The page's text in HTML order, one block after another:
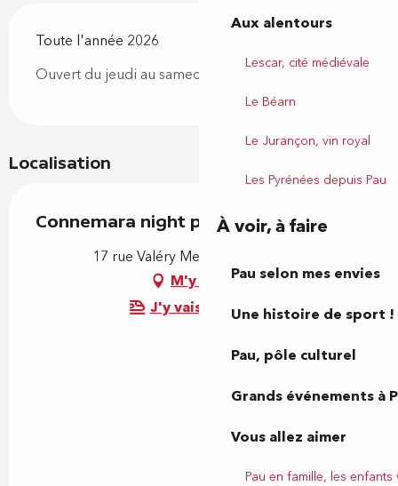
Aux alentours
Lescar, cité médiévale
Le Béarn
Le Jurançon, vin royal
Les Pyrénées depuis Pau
À voir, à faire
Pau selon mes envies
Une histoire de sport !
Pau, pôle culturel
Grands événements à
Vous allez aimer
Pau en famille, les
Toute l'année 2026
Ouvert du jeudi au samedi de 22h à 7h
Localisation
Connemara night pub
17 rue Valéry Meunier, 64000 Pau
M'y rendre
J'y vais en train !